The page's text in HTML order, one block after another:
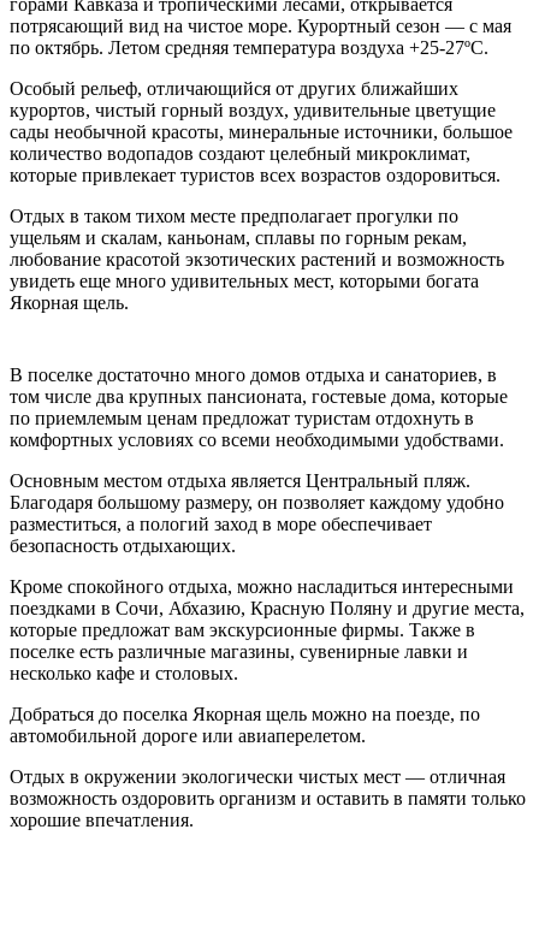
потрясающий вид на чистое море. Курортный сезон — с мая
по октябрь. Летом средняя температура воздуха +25-27ºС.
Особый рельеф, отличающийся от других ближайших
курортов, чистый горный воздух, удивительные цветущие
сады необычной красоты, минеральные источники, большое
количество водопадов создают целебный микроклимат,
которые привлекает туристов всех возрастов оздоровиться.
Отдых в таком тихом месте предполагает прогулки по
ущельям и скалам, каньонам, сплавы по горным рекам,
любование красотой экзотических растений и возможность
увидеть еще много удивительных мест, которыми богата
Якорная щель.
В поселке достаточно много домов отдыха и санаториев, в
том числе два крупных пансионата, гостевые дома, которые
по приемлемым ценам предложат туристам отдохнуть в
комфортных условиях со всеми необходимыми удобствами.
Основным местом отдыха является Центральный пляж.
Благодаря большому размеру, он позволяет каждому удобно
разместиться, а пологий заход в море обеспечивает
безопасность отдыхающих.
Кроме спокойного отдыха, можно насладиться интересными
поездками в Сочи, Абхазию, Красную Поляну и другие места,
которые предложат вам экскурсионные фирмы. Также в
поселке есть различные магазины, сувенирные лавки и
несколько кафе и столовых.
Добраться до поселка Якорная щель можно на поезде, по
автомобильной дороге или авиаперелетом.
Отдых в окружении экологически чистых мест — отличная
возможность оздоровить организм и оставить в памяти только
хорошие впечатления.